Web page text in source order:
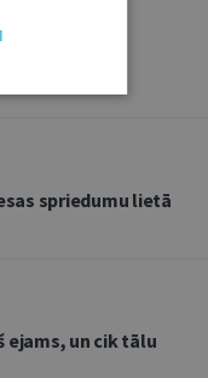
tiesību
spriedumu lietā
ejams, un cik tālu